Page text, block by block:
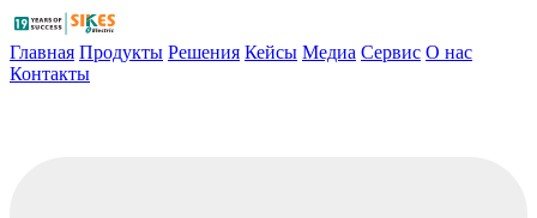
Главная Продукты Решения Кейсы Медиа Сервис О нас
Контакты